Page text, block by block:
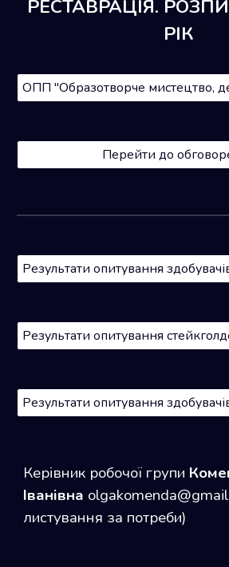
РЕСТАВРАЦІЯ.
РІК
Перейти до
Керівник робочої групи
Іванівна
листування за потреби)